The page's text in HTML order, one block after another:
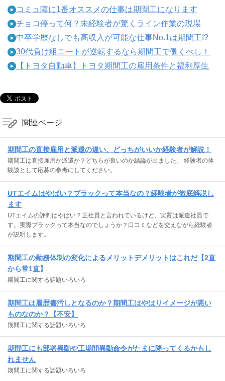
コミュ障に1番オススメの仕事は期間工になります
チョコ停って何？未経験者が驚くライン作業の現場
中卒学歴なしでも高収入が可能な仕事No.1は期間工!?
30代負け組ニートが逆転するなら期間工で働くべし！
【トヨタ自動車】トヨタ期間工の雇用条件と福利厚生
関連ページ
期間工の直接雇用と派遣の違い、どっちがいいか経験者が解説！
期間工は直接雇用か派遣か？どちらが良いのか結論が出ました。 経験者の体
験談として応募の参考にしてください。
UTエイムはやばい？ブラックって本当なの？経験者が徹底解説し
ます
UTエイムの評判はやばい？正社員と言われているけど、実質は派遣社員で
す。実際ブラックって本当なのでしょうか？口コミなどを交えながら経験者
が説明します。
期間工の勤務体制の変化によるメリットデメリットはこれだ【2直
から常1直】
期間工に関する話題いろいろ
期間工は履歴書汚しとなるのか？期間工はやはりイメージが悪い
ものなのか？【不安】
期間工に関する話題いろいろ
期間工にも部署異動や工場間異動命令がたまに降ってくるかもし
れません
期間工に関する話題いろいろ